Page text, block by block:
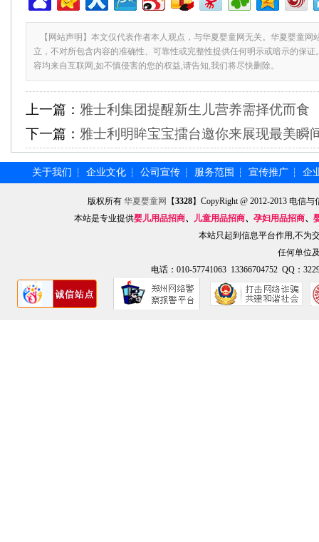
【网站声明】本文仅代表作者本人观点，与华夏婴童网无关。华夏婴童网
立，不对所包含内容的准确性、可靠性或完整性提供任何明示或暗示的保
容均来自互联网,如不慎侵害的您的权益,请告知,我们将尽快删除。
上一篇： 雅士利集团提醒新生儿营养需择优而食
下一篇： 雅士利明眸宝宝擂台邀你来展现最美瞬
关于我们 ┆ 企业文化 ┆ 公司宣传 ┆ 服务范围 ┆ 宣传推广 ┆ 企
版权所有华夏婴童网 【3328】CopyRight @ 2012-2013 电信
本站是专业提供婴儿用品招商、 儿童用品招商、 孕妇用品招商、
本站只起到信息平台作用,不为
任何单位
电话：010-57741063 13366704752 QQ：